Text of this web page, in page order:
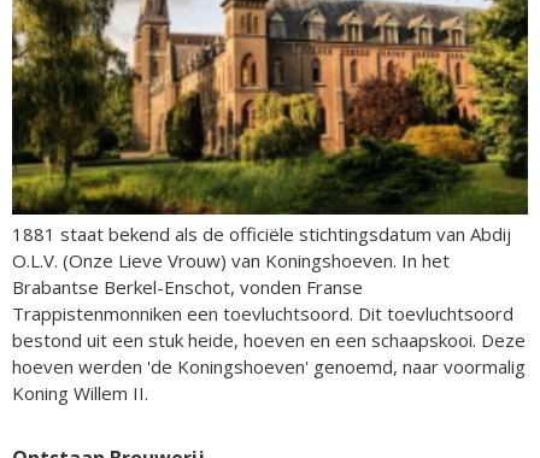
1881 staat bekend als de officiële stichtingsdatum van Abdij
O.L.V. (Onze Lieve Vrouw) van Koningshoeven. In het
Brabantse Berkel-Enschot, vonden Franse
Trappistenmonniken een toevluchtsoord. Dit toevluchtsoord
bestond uit een stuk heide, hoeven en een schaapskooi. Deze
hoeven werden 'de Koningshoeven' genoemd, naar voormalig
Koning Willem II.